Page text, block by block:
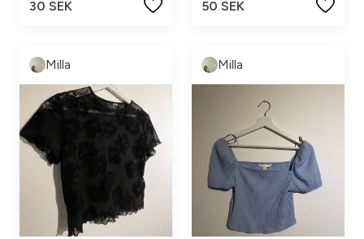
30 SEK
50 SEK
Milla Milla